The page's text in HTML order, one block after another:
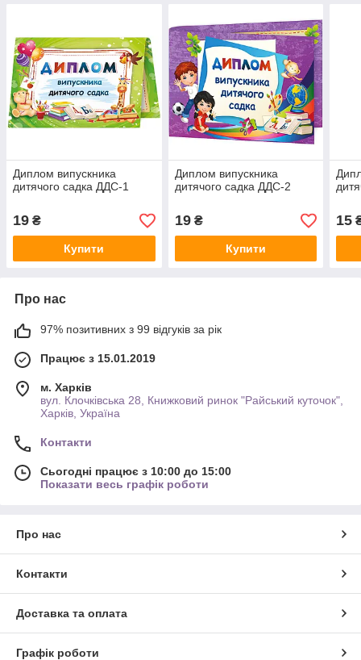
Диплом випускника
дитячого садка ДДС-1
19 ₴
Купити
Диплом випускника
дитячого садка ДДС-2
19₴
Купити
15
Про нас
97% позитивних з 99 відгуків за рік
Працює з 15.01.2019
м. Харків
вул. Клочківська 28, Книжковий ринок "Райський куточок",
Харків, Україна
Контакти
Сьогодні працює з 10:00 до 15:00
Показати весь графік роботи
Про нас
Контакти
Доставка та оплата
Графік роботи